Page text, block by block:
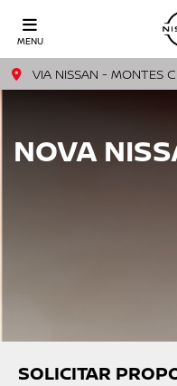
MENU
VIA NISSAN - MONTES
SOLICITAR
NOVA